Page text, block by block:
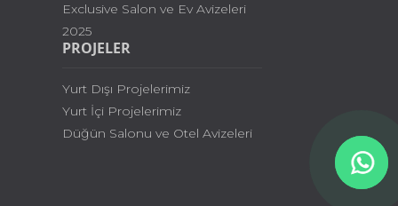
Exclusive Salon ve Ev Avizeleri
2025
PROJELER
Yurt Dışı Projelerimiz
Yurt İçi Projelerimiz
Düğün Salonu ve Otel Avizeleri